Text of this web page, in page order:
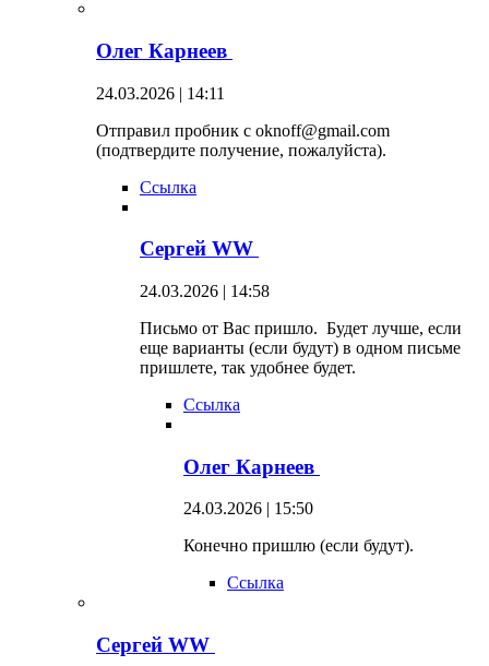
Олег Карнеев
24.03.2026 | 14:11
Отправил пробник с oknoff@gmail.com
(подтвердите получение, пожалуйста).
Ссылка
Сергей WW
24.03.2026 | 14:58
Письмо от Вас пришло. Будет лучше, если
еще варианты (если будут) в одном письме
пришлете, так удобнее будет.
Ссылка
Олег Карнеев
24.03.2026 | 15:50
Конечно пришлю (если будут).
Ссылка
Сергей WW